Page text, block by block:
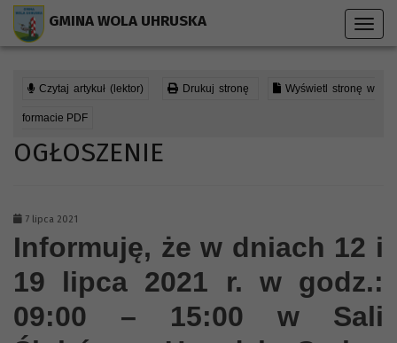
GMINA WOLA UHRUSKA
Czytaj artykuł (lektor) Drukuj stronę Wyświetl stronę w
formacie PDF
OGŁOSZENIE
7 lipca 2021
Informuję, że w dniach 12 i
19 lipca 2021 r. w godz.:
09:00 – 15:00 w Sali